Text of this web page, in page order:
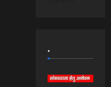
.